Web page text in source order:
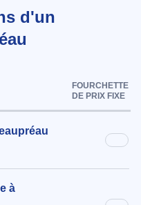
d'un
FOURCHETTE
DE PRIX FIXE
à